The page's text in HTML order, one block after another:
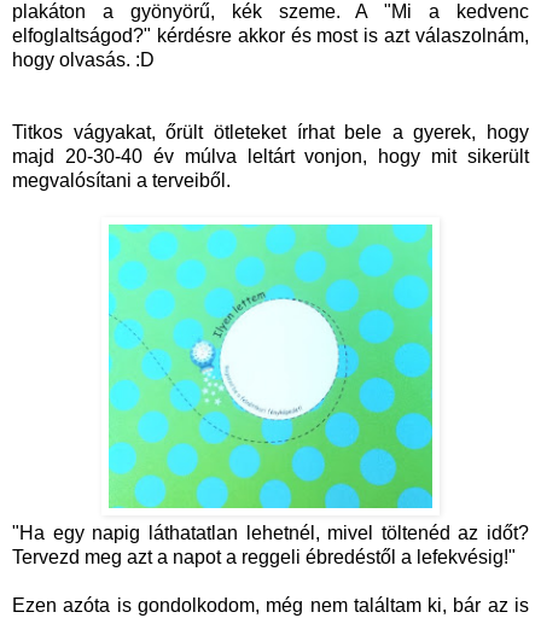
plakáton a gyönyörű, kék szeme. A "Mi a kedvenc
elfoglaltságod?" kérdésre akkor és most is azt válaszolnám,
hogy olvasás. :D
Titkos vágyakat, őrült ötleteket írhat bele a gyerek, hogy
majd 20-30-40 év múlva leltárt vonjon, hogy mit sikerült
megvalósítani a terveiből.
"Ha egy napig láthatatlan lehetnél, mivel töltenéd az időt?
Tervezd meg azt a napot a reggeli ébredéstől a lefekvésig!"
Ezen azóta is gondolkodom, még nem találtam ki, bár az is